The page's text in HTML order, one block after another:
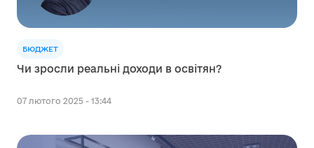
БЮДЖЕТ
Чи зросли реальні доходи в освітян?
07 лютого 2025 - 13:44